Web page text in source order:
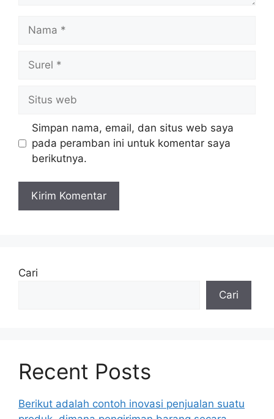
web
Simpan nama, email, dan situs web saya
pada peramban ini untuk komentar saya
berikutnya.
Cari
Cari
Recent Posts
Berikut adalah contoh inovasi penjualan suatu